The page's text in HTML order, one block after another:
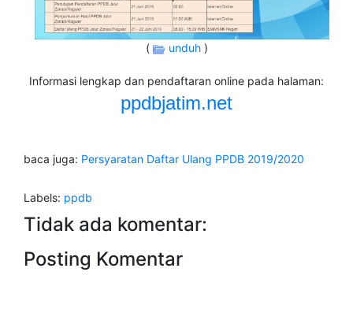
( unduh)
Informasi lengkap dan pendaftaran online pada halaman:
ppdbjatim.net
baca juga: Persyaratan Daftar Ulang PPDB 2019/2020
Labels: ppdb
Tidak ada komentar:
Posting Komentar